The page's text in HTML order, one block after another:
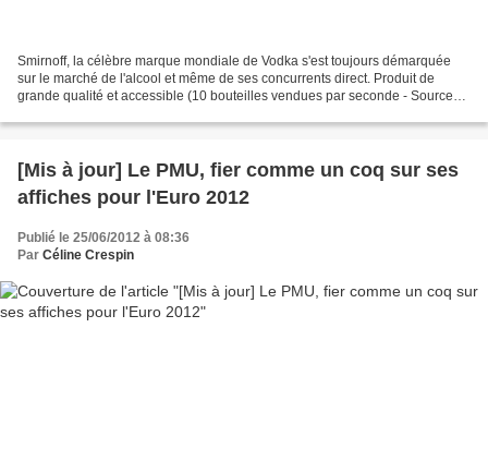
Smirnoff, la célèbre marque mondiale de Vodka s'est toujours démarquée
sur le marché de l'alcool et même de ses concurrents direct. Produit de
grande qualité et accessible (10 bouteilles vendues par seconde - Source
[Mis à jour] Le PMU, fier comme un coq sur ses
affiches pour l'Euro 2012
Publié le 25/06/2012 à 08:36
Par Céline Crespin